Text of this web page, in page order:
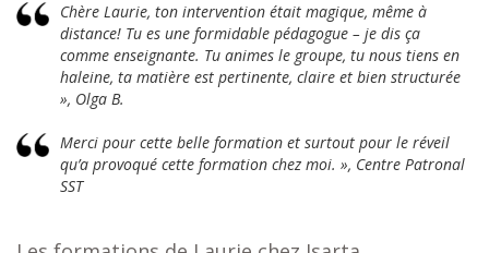
Chère Laurie, ton intervention était magique, même à
distance! Tu es une formidable pédagogue – je dis ça
comme enseignante. Tu animes le groupe, tu nous tiens en
haleine, ta matière est pertinente, claire et bien structurée
», Olga B.
Merci pour cette belle formation et surtout pour le réveil
qu’a provoqué cette formation chez moi. », Centre Patronal
SST